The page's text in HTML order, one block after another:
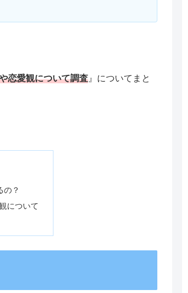
恋愛観について調査』についてまと
の？
について